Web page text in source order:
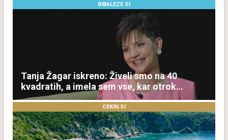
BIBALEZE.SI
Tanja Žagar iskreno: Živeli smo na 40
kvadratih, a imela sem vse, kar otrok
potrebuje
CEKIN.SI